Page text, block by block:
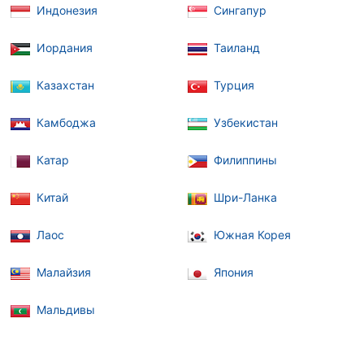
Индонезия
Иордания
Казахстан
Камбоджа
Катар
Китай
Лаос
Малайзия
Мальдивы
Сингапур
Таиланд
Турция
Узбекистан
Филиппины
Шри-Ланка
Южная Корея
Япония